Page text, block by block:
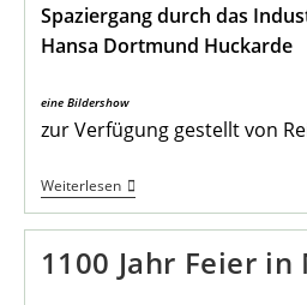
Spaziergang durch das
Hansa Dortmund Huckarde
eine Bildershow
zur Verfügung gestellt von
WeiterlesenSpaziergang
Durch
Kokerei
Hansa
1100 Jahr Feier in